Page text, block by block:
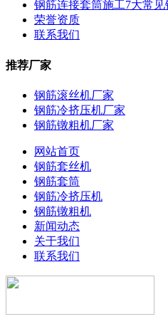
钢筋连接套筒施工7大常
荣誉资质
联系我们
推荐厂家
钢筋滚丝机厂家
钢筋冷挤压机厂家
钢筋镦粗机厂家
网站首页
钢筋套丝机
钢筋套筒
钢筋冷挤压机
钢筋镦粗机
新闻动态
关于我们
联系我们